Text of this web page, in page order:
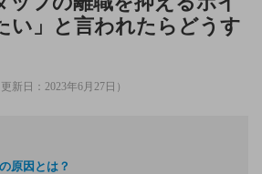
い」と言われたらどうす
新日：2023年6月27日）
原因とは？